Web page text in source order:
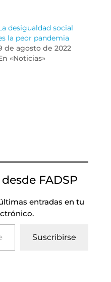
desigualdad social
la peor pandemia
de agosto de 2022
«Noticias»
FADSP
entradas en tu
Suscribirse